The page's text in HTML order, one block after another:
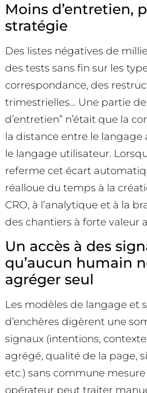
Moins d’entretien,
stratégie
Des listes négatives de
des tests sans fin sur les
correspondance, des
trimestrielles… Une partie de
d’entretien” n’était que la
la distance entre le langage
le langage utilisateur.
referme cet écart
réalloue du temps à la
CRO, à l’analytique et à la
des chantiers à forte valeur
Un accès à des
qu’aucun humain
agréger seul
Les modèles de langage et
d’enchères digèrent une
signaux (intentions,
agrégé, qualité de la page,
etc.) sans commune mesure
opérateur peut traiter